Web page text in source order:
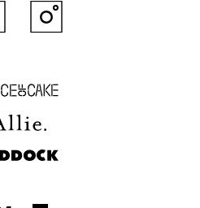
of Cake
Allie
Paddock
